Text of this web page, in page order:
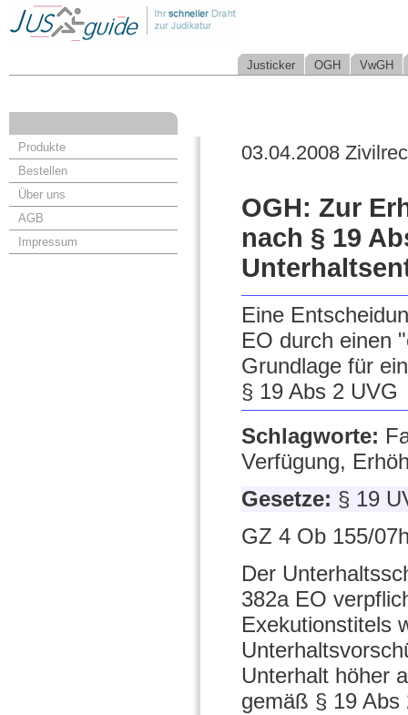
Justicker OGH VwGH
Produkte
Bestellen
Über uns
AGB
Impressum
03.04.2008
OGH: Zur
nach § 19
Eine
EO durch einen
Grundlage für
§ 19 Abs 2 UVG
Schlagworte:
Verfügung,
Gesetze: § 19
GZ 4 Ob 155/
Der
382a EO
Exekutionstitels
Unterhalt höher
gemäß § 19